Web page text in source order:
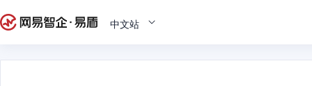
中文站